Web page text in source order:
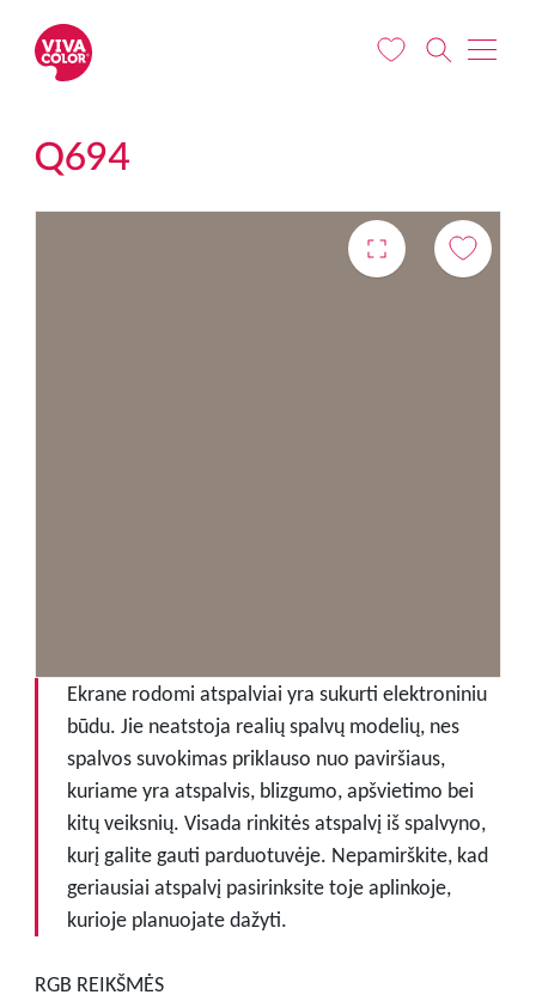
Q694
Ekrane rodomi atspalviai yra sukurti elektroniniu
būdu. Jie neatstoja realių spalvų modelių, nes
spalvos suvokimas priklauso nuo paviršiaus,
kuriame yra atspalvis, blizgumo, apšvietimo bei
kitų veiksnių. Visada rinkitės atspalvį iš spalvyno,
kurį galite gauti parduotuvėje. Nepamirškite, kad
geriausiai atspalvį pasirinksite toje aplinkoje,
kurioje planuojate dažyti.
RGB REIKŠMĖS